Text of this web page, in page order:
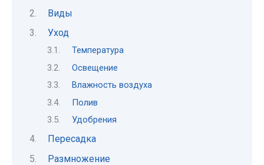
Виды
Уход
Температура
Освещение
Влажность воздуха
Полив
Удобрения
Пересадка
Размножение